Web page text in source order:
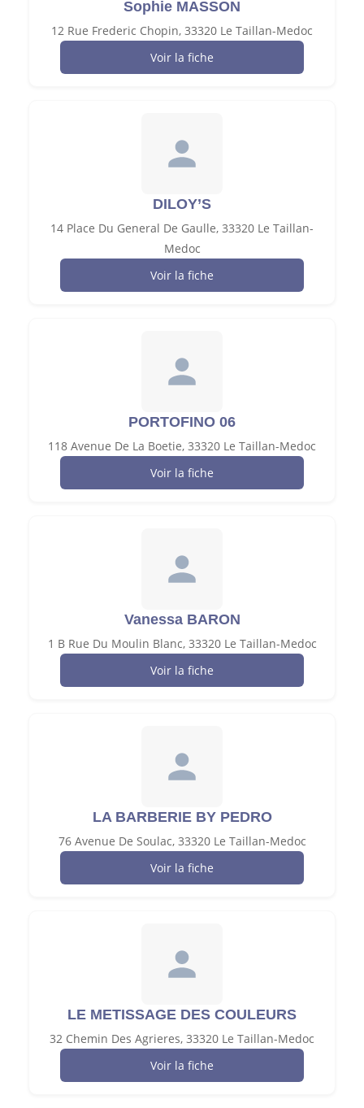
Sophie MASSON
12 Rue Frederic Chopin, 33320 Le Taillan-Medoc
Voir la fiche
DILOY’S
14 Place Du General De Gaulle, 33320 Le Taillan-
Medoc
Voir la fiche
PORTOFINO 06
118 Avenue De La Boetie, 33320 Le Taillan-Medoc
Voir la fiche
Vanessa BARON
1 B Rue Du Moulin Blanc, 33320 Le Taillan-Medoc
Voir la fiche
LA BARBERIE BY PEDRO
76 Avenue De Soulac, 33320 Le Taillan-Medoc
Voir la fiche
LE METISSAGE DES COULEURS
32 Chemin Des Agrieres, 33320 Le Taillan-Medoc
Voir la fiche